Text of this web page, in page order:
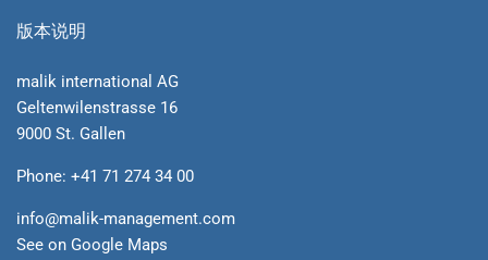
版本说明
malik international AG
Geltenwilenstrasse 16
9000 St. Gallen
Phone: +41 71 274 34 00
info@malik-management.com
See on Google Maps